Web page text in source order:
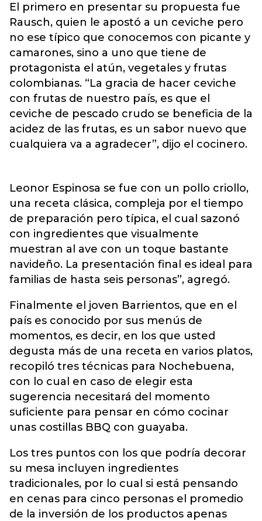
El primero en presentar su propuesta fue
Rausch, quien le apostó a un ceviche pero
no ese típico que conocemos con picante y
camarones, sino a uno que tiene de
protagonista el atún, vegetales y frutas
colombianas. “La gracia de hacer ceviche
con frutas de nuestro país, es que el
ceviche de pescado crudo se beneficia de la
acidez de las frutas, es un sabor nuevo que
cualquiera va a agradecer”, dijo el cocinero.
Leonor Espinosa se fue con un pollo criollo,
una receta clásica, compleja por el tiempo
de preparación pero típica, el cual sazonó
con ingredientes que visualmente
muestran al ave con un toque bastante
navideño. La presentación final es ideal para
familias de hasta seis personas”, agregó.
Finalmente el joven Barrientos, que en el
país es conocido por sus menús de
momentos, es decir, en los que usted
degusta más de una receta en varios platos,
recopiló tres técnicas para Nochebuena,
con lo cual en caso de elegir esta
sugerencia necesitará del momento
suficiente para pensar en cómo cocinar
unas costillas BBQ con guayaba.
Los tres puntos con los que podría decorar
su mesa incluyen ingredientes
tradicionales, por lo cual si está pensando
en cenas para cinco personas el promedio
de la inversión de los productos apenas